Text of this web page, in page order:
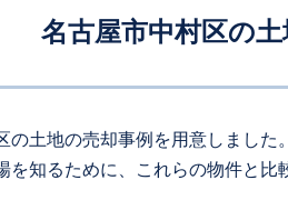
2026年6月 -
名古屋市中村区の土
土地の売却事例を用意しました。
を知るために、これらの物件と